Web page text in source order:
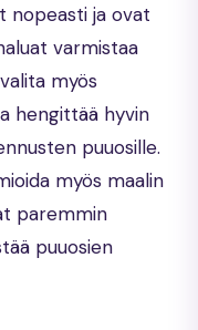
nopeasti ja ovat
varmistaa
myös
hengittää hyvin
puuosille.
myös maalin
paremmin
puuosien